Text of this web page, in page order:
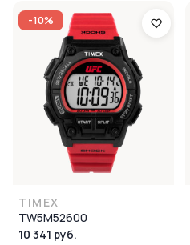
-10%
TIMEX
TW5M52600
10 341 руб.